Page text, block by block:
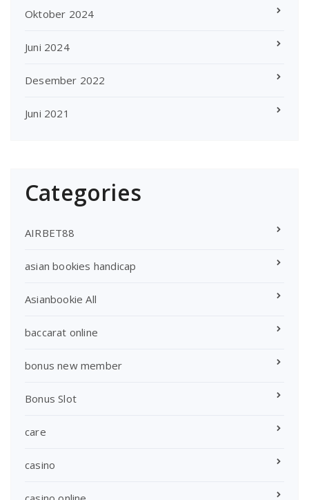
Oktober 2024
Juni 2024
Desember 2022
Juni 2021
Categories
AIRBET88
asian bookies handicap
Asianbookie All
baccarat online
bonus new member
Bonus Slot
care
casino